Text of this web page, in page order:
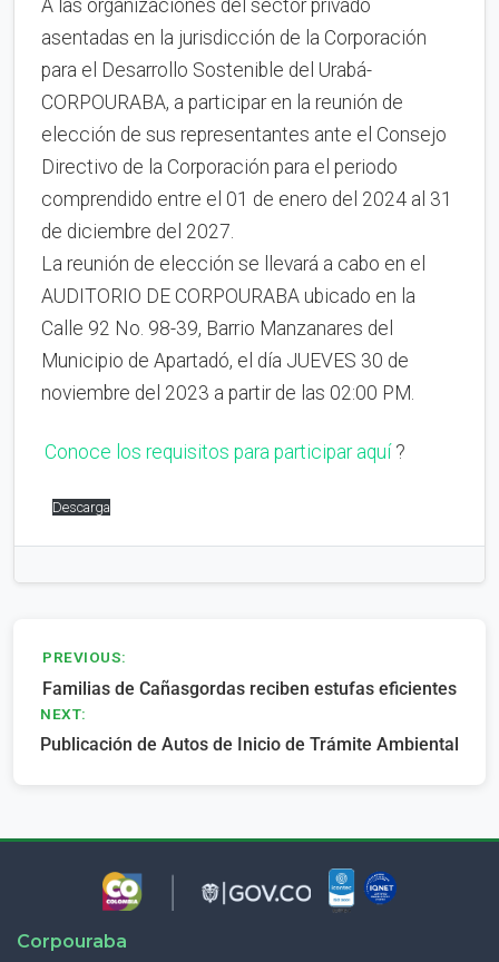
A las organizaciones del sector privado
asentadas en la jurisdicción de la Corporación
para el Desarrollo Sostenible del Urabá-
CORPOURABA, a participar en la reunión de
elección de sus representantes ante el Consejo
Directivo de la Corporación para el periodo
comprendido entre el 01 de enero del 2024 al 31
de diciembre del 2027.
La reunión de elección se llevará a cabo en el
AUDITORIO DE CORPOURABA ubicado en la
Calle 92 No. 98-39, Barrio Manzanares del
Municipio de Apartadó, el día JUEVES 30 de
noviembre del 2023 a partir de las 02:00 PM.
Conoce los requisitos para participar aquí ?
Descarga
Navegación
de
entradas
PREVIOUS:
Familias de Cañasgordas reciben estufas eficientes
NEXT:
Publicación de Autos de Inicio de Trámite Ambiental
Corpouraba